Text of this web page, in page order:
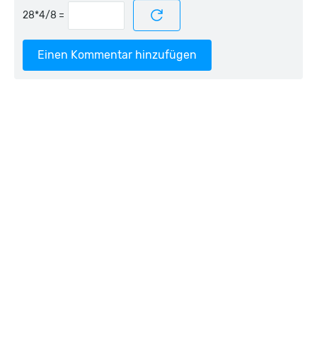
=
Einen Kommentar hinzufügen